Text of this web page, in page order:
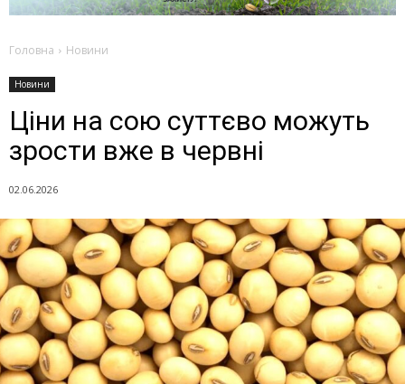
Головна Новини
Новини
Ціни на сою суттєво можуть
зрости вже в червні
02.06.2026